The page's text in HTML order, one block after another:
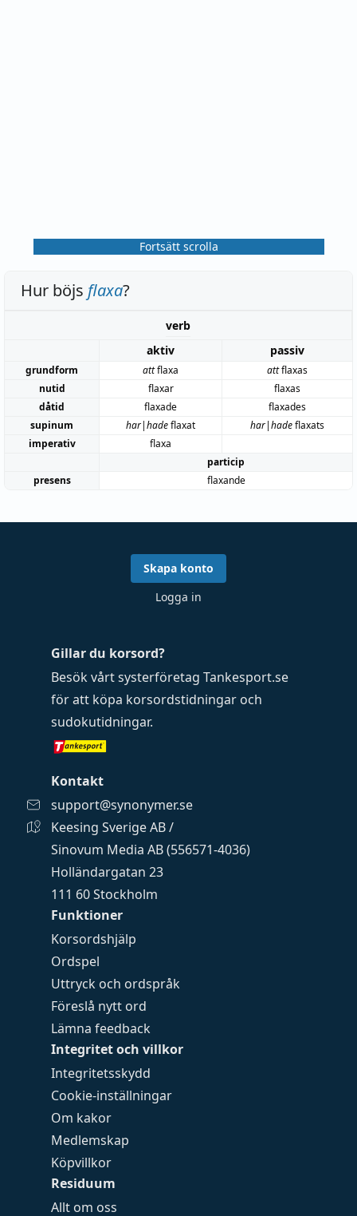
Fortsätt scrolla
Hur böjs flaxa?
verb
aktiv
passiv
grundform attflaxa attflaxas
nutid
flaxar
flaxas
dåtid
flaxade
flaxades
supinum
har|hadeflaxat har|hadeflaxats
imperativ
flaxa
particip
presens
flaxande
Funktioner
Korsordshjälp
Ordspel
Uttryck och ordspråk
Föreslå nytt ord
Lämna feedback
Integritet och villkor
Integritetsskydd
Cookie-inställningar
Om kakor
Medlemskap
Köpvillkor
Residuum
Allt om oss
Gillar du korsord?
Besök vårt systerföretag Tankesport.se
för att köpa korsordstidningar och
sudokutidningar.
Kontakt
support@synonymer.se
Keesing Sverige AB /
Sinovum Media AB (556571-4036)
Holländargatan 23
111 60 Stockholm
Skapa konto
Logga in